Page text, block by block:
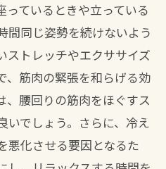
ているときや立っている
間同じ姿勢を続けないよう
ストレッチやエクササイズ
、筋肉の緊張を和らげる効
、腰回りの筋肉をほぐすス
いでしょう。さらに、冷え
悪化させる要因となるた